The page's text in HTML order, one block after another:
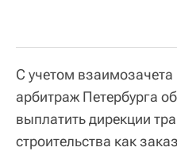
С учетом
арбитраж Петербурга
выплатить дирекции
строительства как